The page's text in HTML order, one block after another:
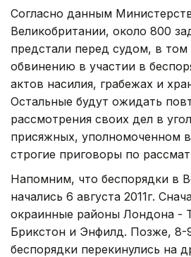
Согласно данным
Великобритании, около 800
предстали перед судом, в том
обвинению в участии в
актов насилия, грабежах и
Остальные будут ожидать
рассмотрения своих дел в
присяжных, уполномоченном
строгие приговоры по
Напомним, что беспорядки в
начались 6 августа 2011г.
окраинные районы Лондона -
Брикстон и Энфилд. Позже, 8-9
беспорядки перекинулись на